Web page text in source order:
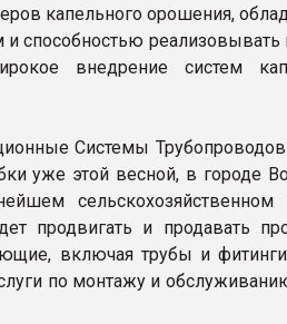
капельного орошения,
способностью реализовывать
внедрение систем
Системы
уже этой весной, в городе
сельскохозяйственном
продвигать и продавать
включая трубы и
по монтажу и